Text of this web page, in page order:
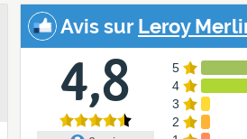
Avis surLeroy
4,8 5
4
3
2